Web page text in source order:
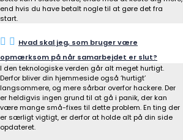
end hvis du have betalt nogle til at gøre det fra
start.
Hvad skal jeg, som bruger være
opmærksom på når samarbejdet er slut?
I den teknologiske verden går alt meget hurtigt.
Derfor bliver din hjemmeside også ‘hurtigt’
langsommere, og mere sårbar overfor hackere. Der
er heldigvis ingen grund til at gå i panik, der kan
være mange små-fixes til dette problem. En ting der
er særligt vigtigt, er derfor at holde alt på din side
opdateret.